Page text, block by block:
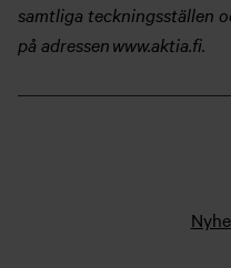
samtliga teckningsställen
på adressen www.aktia.fi.